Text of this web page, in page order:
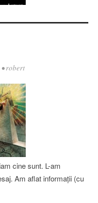
•robert
cine sunt. L-am
Am aflat informaţii (cu